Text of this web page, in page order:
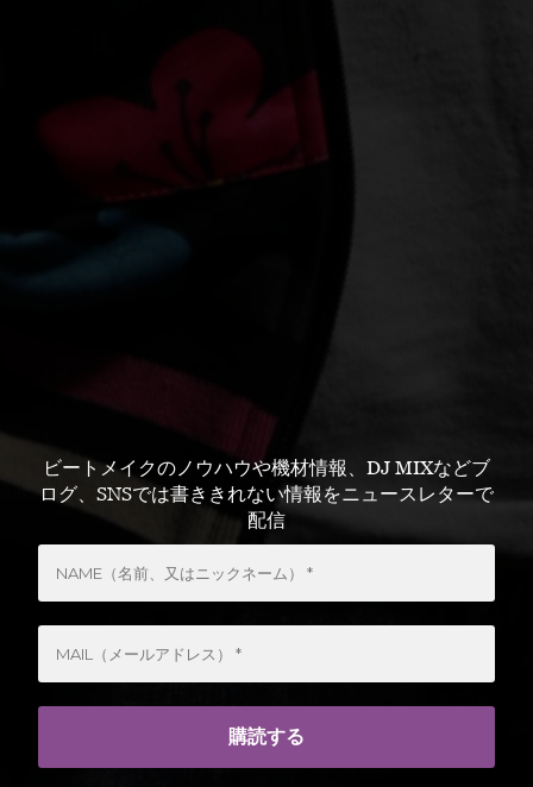
ビートメイクのノウハウや機材情報、DJ MIXなどブ
ログ、SNSでは書ききれない情報をニュースレターで
配信